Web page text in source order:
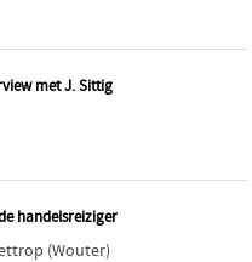
met J. Sittig
handelsreiziger
(Wouter)